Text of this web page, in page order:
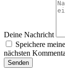
Deine Nachricht
Speichere
nächsten
Senden